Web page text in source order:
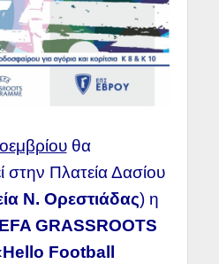
θα
στην Πλατεία Δασίου
Ν. Ορεστιάδας) η
GRASSROOTS
Hello Football